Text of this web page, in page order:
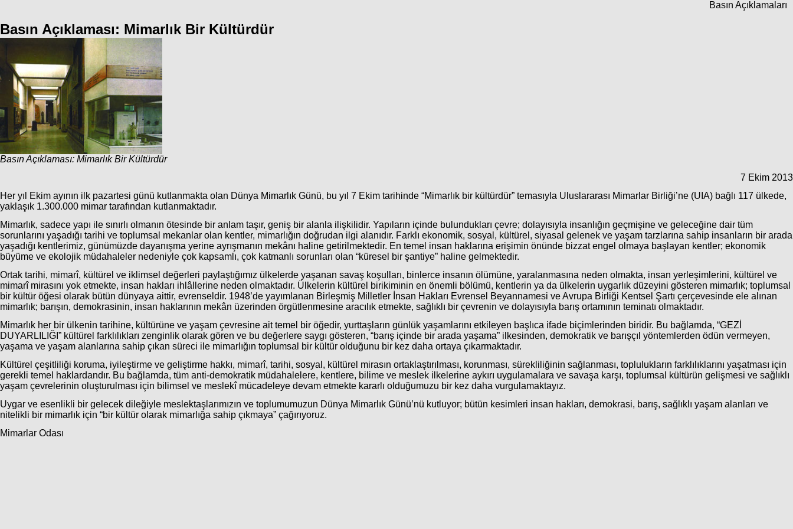
Basın Açıklamaları
Basın Açıklaması: Mimarlık Bir Kültürdür
Basın Açıklaması: Mimarlık Bir Kültürdür
7 Ekim 2013
Her yıl Ekim ayının ilk pazartesi günü kutlanmakta olan Dünya Mimarlık Günü, bu yıl 7 Ekim tarihinde “Mimarlık bir kültürdür” temasıyla Uluslararası Mimarlar Birliği’ne (UIA) bağlı 117 ülkede,
yaklaşık 1.300.000 mimar tarafından kutlanmaktadır.
Mimarlık, sadece yapı ile sınırlı olmanın ötesinde bir anlam taşır, geniş bir alanla ilişkilidir. Yapıların içinde bulundukları çevre; dolayısıyla insanlığın geçmişine ve geleceğine dair tüm
sorunlarını yaşadığı tarihi ve toplumsal mekanlar olan kentler, mimarlığın doğrudan ilgi alanıdır. Farklı ekonomik, sosyal, kültürel, siyasal gelenek ve yaşam tarzlarına sahip insanların bir arada
yaşadığı kentlerimiz, günümüzde dayanışma yerine ayrışmanın mekânı haline getirilmektedir. En temel insan haklarına erişimin önünde bizzat engel olmaya başlayan kentler; ekonomik
büyüme ve ekolojik müdahaleler nedeniyle çok kapsamlı, çok katmanlı sorunları olan “küresel bir şantiye” haline gelmektedir.
Ortak tarihi, mimarî, kültürel ve iklimsel değerleri paylaştığımız ülkelerde yaşanan savaş koşulları, binlerce insanın ölümüne, yaralanmasına neden olmakta, insan yerleşimlerini, kültürel ve
mimarî mirasını yok etmekte, insan hakları ihlâllerine neden olmaktadır. Ülkelerin kültürel birikiminin en önemli bölümü, kentlerin ya da ülkelerin uygarlık düzeyini gösteren mimarlık; toplumsal
bir kültür öğesi olarak bütün dünyaya aittir, evrenseldir. 1948’de yayımlanan Birleşmiş Milletler İnsan Hakları Evrensel Beyannamesi ve Avrupa Birliği Kentsel Şartı çerçevesinde ele alınan
mimarlık; barışın, demokrasinin, insan haklarının mekân üzerinden örgütlenmesine aracılık etmekte, sağlıklı bir çevrenin ve dolayısıyla barış ortamının teminatı olmaktadır.
Mimarlık her bir ülkenin tarihine, kültürüne ve yaşam çevresine ait temel bir öğedir, yurttaşların günlük yaşamlarını etkileyen başlıca ifade biçimlerinden biridir. Bu bağlamda, “GEZİ
DUYARLILIĞI” kültürel farklılıkları zenginlik olarak gören ve bu değerlere saygı gösteren, “barış içinde bir arada yaşama” ilkesinden, demokratik ve barışçıl yöntemlerden ödün vermeyen,
yaşama ve yaşam alanlarına sahip çıkan süreci ile mimarlığın toplumsal bir kültür olduğunu bir kez daha ortaya çıkarmaktadır.
Kültürel çeşitliliği koruma, iyileştirme ve geliştirme hakkı, mimarî, tarihi, sosyal, kültürel mirasın ortaklaştırılması, korunması, sürekliliğinin sağlanması, toplulukların farklılıklarını yaşatması için
gerekli temel haklardandır. Bu bağlamda, tüm anti-demokratik müdahalelere, kentlere, bilime ve meslek ilkelerine aykırı uygulamalara ve savaşa karşı, toplumsal kültürün gelişmesi ve sağlıklı
yaşam çevrelerinin oluşturulması için bilimsel ve meslekî mücadeleye devam etmekte kararlı olduğumuzu bir kez daha vurgulamaktayız.
Uygar ve esenlikli bir gelecek dileğiyle meslektaşlarımızın ve toplumumuzun Dünya Mimarlık Günü’nü kutluyor; bütün kesimleri insan hakları, demokrasi, barış, sağlıklı yaşam alanları ve
nitelikli bir mimarlık için “bir kültür olarak mimarlığa sahip çıkmaya” çağırıyoruz.
Mimarlar Odası